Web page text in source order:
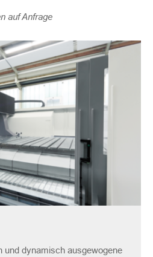
auf Anfrage
und dynamisch ausgewogene